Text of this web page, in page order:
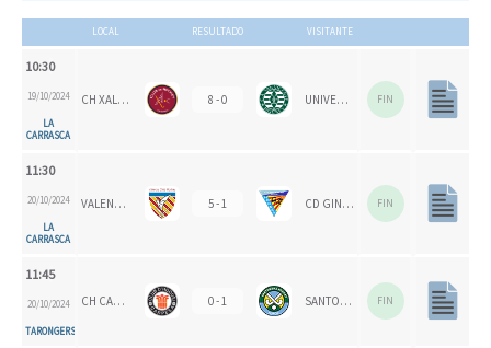
LOCAL RESULTADO VISITANTE
10:30
19/10/2024
LA
CARRASCA
CH XALOC 8 - 0 UNIVERSITAT D'ALACANT - SAN VICENTE B FIN
11:30
20/10/2024
LA
CARRASCA
VALENCIA CH 5 - 1 CD GINER DE LOS RÍOS FIN
11:45
20/10/2024
TARONGERS
CH CARPESA 0 - 1 SANTOMERA HC FIN